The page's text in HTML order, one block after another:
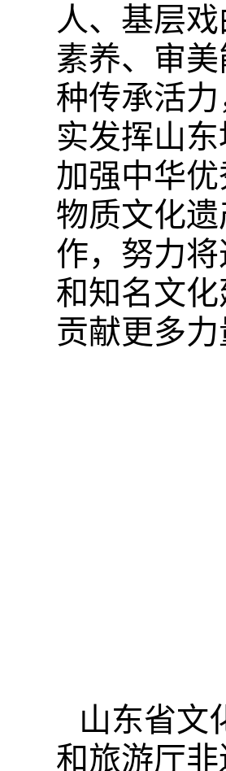
人、基层
素养、审
种传承活
实发挥山
加强中华
物质文化
作，努力
和知名文
贡献更多力
山东省文
和旅游厅